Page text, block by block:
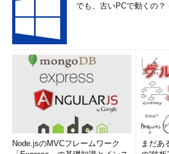
でも、古いPCで動くの？
Node.jsのMVCフレームワーク
まだあ